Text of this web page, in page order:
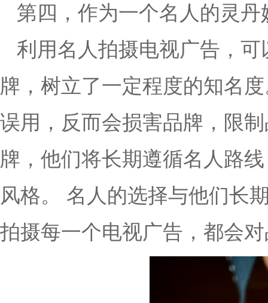
第四，作为一个名人的灵丹
利用名人拍摄电视广告，
牌，树立了一定程度的知名
误用，反而会损害品牌，限
牌，他们将长期遵循名人路
风格。 名人的选择与他们长
拍摄每一个电视广告，都会